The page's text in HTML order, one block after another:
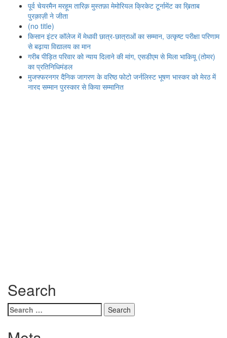
पूर्व चेयरमैन मरहूम तारिक़ मुस्तफ़ा मेमोरियल क्रिकेट टूर्नामेंट का ख़िताब
पुरक़ाज़ी ने जीता
(no title)
किसान इंटर कॉलेज में मेधावी छात्र-छात्राओं का सम्मान, उत्कृष्ट परीक्षा परिणाम
से बढ़ाया विद्यालय का मान
गरीब पीड़ित परिवार को न्याय दिलाने की मांग, एसडीएम से मिला भाकियू (तोमर)
का प्रतिनिधिमंडल
मुजफ्फरनगर दैनिक जागरण के वरिष्ठ फोटो जर्नलिस्ट भूषण भास्कर को मेरठ में
नारद सम्मान पुरस्कार से किया सम्मानित
Search
Search
for: